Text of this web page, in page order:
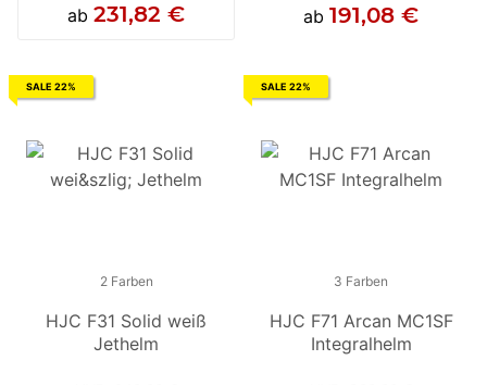
ab 231,82 € ab 191,08 €
SALE 22%
2 Farben
HJC F31 Solid weiß
Jethelm
2 Farben
HJC F31 Solid semi
matt schwarz Jethelm
SALE 22%
3 Farben
HJC F71 Arcan MC1SF
Integralhelm